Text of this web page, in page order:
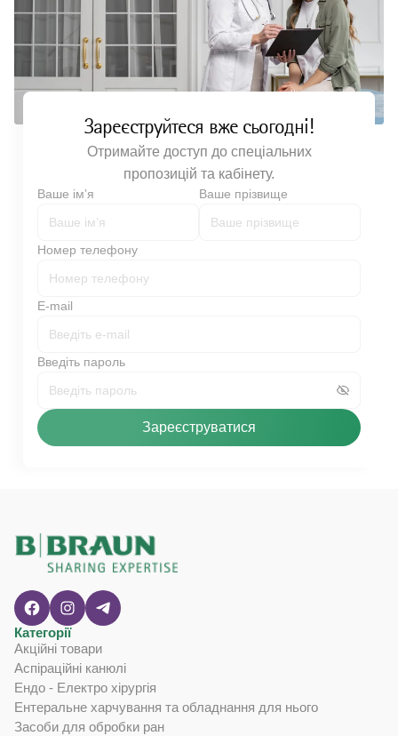
Зареєструйтеся вже сьогодні!
Отримайте доступ до спеціальних
пропозицій та кабінету.
Ваше імʼя Ваше прізвище
Номер телефону
E-mail
Введіть пароль
Зареєструватися
Категорії
Акційні товари
Аспіраційні канюлі
Ендо - Електро хірургія
Ентеральне харчування та обладнання для нього
Засоби для обробки ран